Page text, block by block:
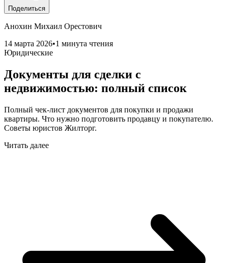
Поделиться
Анохин Михаил Орестович
14 марта 2026•1 минута чтения
Юридические
Документы для сделки с
недвижимостью: полный список
Полный чек-лист документов для покупки и продажи
квартиры. Что нужно подготовить продавцу и покупателю.
Советы юристов Жилторг.
Читать далее